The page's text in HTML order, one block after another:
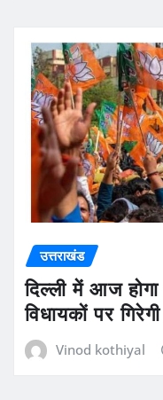
उत्तराखंड
दिल्ली में आज
विधायकों पर
Vinod kothiyal